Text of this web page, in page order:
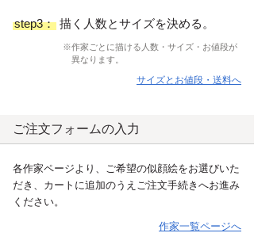
step3： 描く人数とサイズを決める。
※作家ごとに描ける人数・サイズ・お値段が
異なります。
サイズとお値段・送料へ
ご注文フォームの入力
各作家ページより、ご希望の似顔絵をお選びいた
だき、カートに追加のうえご注文手続きへお進み
ください。
作家一覧ページへ